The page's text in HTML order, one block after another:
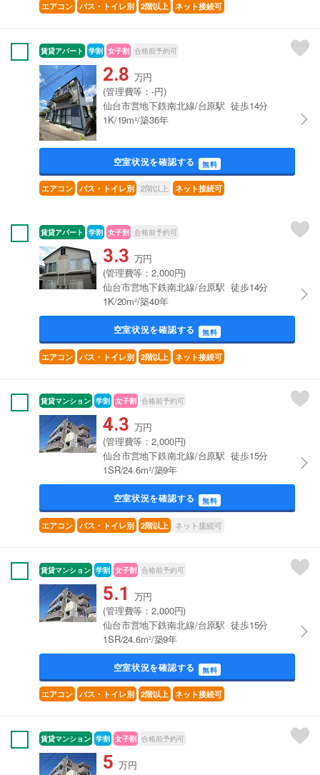
エアコン バス・トイレ別 2階以上 ネット接続可
賃貸アパート 学割 女子割 合格前予約可
2.8 万円
(管理費等：-円)
仙台市営地下鉄南北線/台原駅 徒歩14分
1K/19m²/築36年
空室状況を確認する 無料
エアコン バス・トイレ別 2階以上 ネット接続可
賃貸アパート 学割 女子割 合格前予約可
3.3 万円
(管理費等：2,000円)
仙台市営地下鉄南北線/台原駅 徒歩14分
1K/20m²/築40年
空室状況を確認する 無料
エアコン バス・トイレ別 2階以上 ネット接続可
賃貸マンション 学割 女子割 合格前予約可
4.3 万円
(管理費等：2,000円)
仙台市営地下鉄南北線/台原駅 徒歩15分
1SR/24.6m²/築9年
空室状況を確認する 無料
エアコン バス・トイレ別 2階以上 ネット接続可
賃貸マンション 学割 女子割 合格前予約可
5.1 万円
(管理費等：2,000円)
仙台市営地下鉄南北線/台原駅 徒歩15分
1SR/24.6m²/築9年
空室状況を確認する 無料
エアコン バス・トイレ別 2階以上 ネット接続可
賃貸マンション 学割 女子割 合格前予約可
5 万円